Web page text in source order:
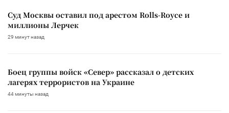
Суд Москвы оставил под арестом Rolls-Royce и
миллионы Лерчек
29 минут назад
Боец группы войск «Север» рассказал о детских
лагерях террористов на Украине
44 минуты назад